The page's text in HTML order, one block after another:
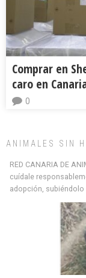
Comprar en
caro en
0
ANIMALES SIN
RED CANARIA DE
cuídale
adopción, subiéndolo
Minni desaparecido
redes sociales c...
Leales.org » Gran